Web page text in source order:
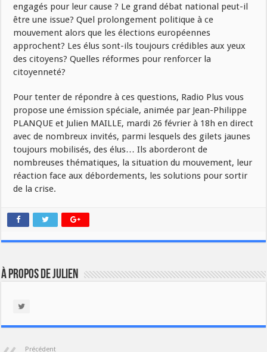
engagés pour leur cause ? Le grand débat national peut-il
être une issue? Quel prolongement politique à ce
mouvement alors que les élections européennes
approchent? Les élus sont-ils toujours crédibles aux yeux
des citoyens? Quelles réformes pour renforcer la
citoyenneté?
Pour tenter de répondre à ces questions, Radio Plus vous
propose une émission spéciale, animée par Jean-Philippe
PLANQUE et Julien MAILLE, mardi 26 février à 18h en direct
avec de nombreux invités, parmi lesquels des gilets jaunes
toujours mobilisés, des élus… Ils aborderont de
nombreuses thématiques, la situation du mouvement, leur
réaction face aux débordements, les solutions pour sortir
de la crise.
À propos de Julien
Précédent